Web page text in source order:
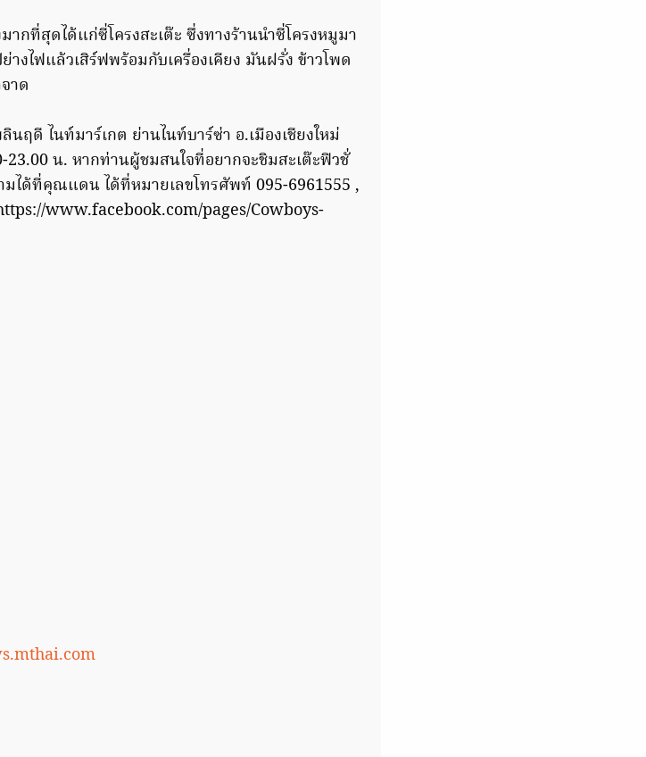
กที่สุดได้แก่ซี่โครงสะเต๊ะ ซึ่งทางร้านนำซี่โครงหมูมา
งไฟแล้วเสิร์ฟพร้อมกับเครื่องเคียง มันฝรั่ง ข้าวโพด
าด
ฤดี ไนท์มาร์เกต ย่านไนท์บาร์ซ่า อ.เมืองเชียงใหม่
23.00 น. หากท่านผู้ชมสนใจที่อยากจะชิมสะเต๊ะฟิวชั่
ได้ที่คุณแดน ได้ที่หมายเลขโทรศัพท์ 095-6961555 ,
www.facebook.com/pages/Cowboys-